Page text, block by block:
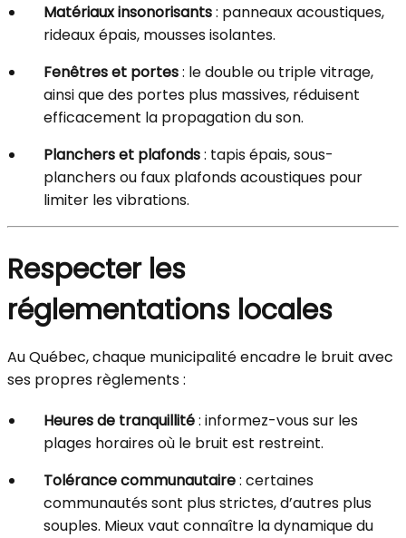
Matériaux insonorisants: panneaux acoustiques,
rideaux épais, mousses isolantes.
Fenêtres et portes: le double ou triple vitrage,
ainsi que des portes plus massives, réduisent
efficacement la propagation du son.
Planchers et plafonds: tapis épais, sous-
planchers ou faux plafonds acoustiques pour
limiter les vibrations.
Respecter les
réglementations locales
Au Québec, chaque municipalité encadre le bruit avec
ses propres règlements :
Heures de tranquillité: informez-vous sur les
plages horaires où le bruit est restreint.
Tolérance communautaire: certaines
communautés sont plus strictes, d’autres plus
souples. Mieux vaut connaître la dynamique du